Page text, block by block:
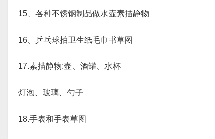
15、各种不锈钢制品做水壶素描静物
16、乒乓球拍卫生纸毛巾书草图
17.素描静物:壶、酒罐、水杯
灯泡、玻璃、勺子
18.手表和手表草图